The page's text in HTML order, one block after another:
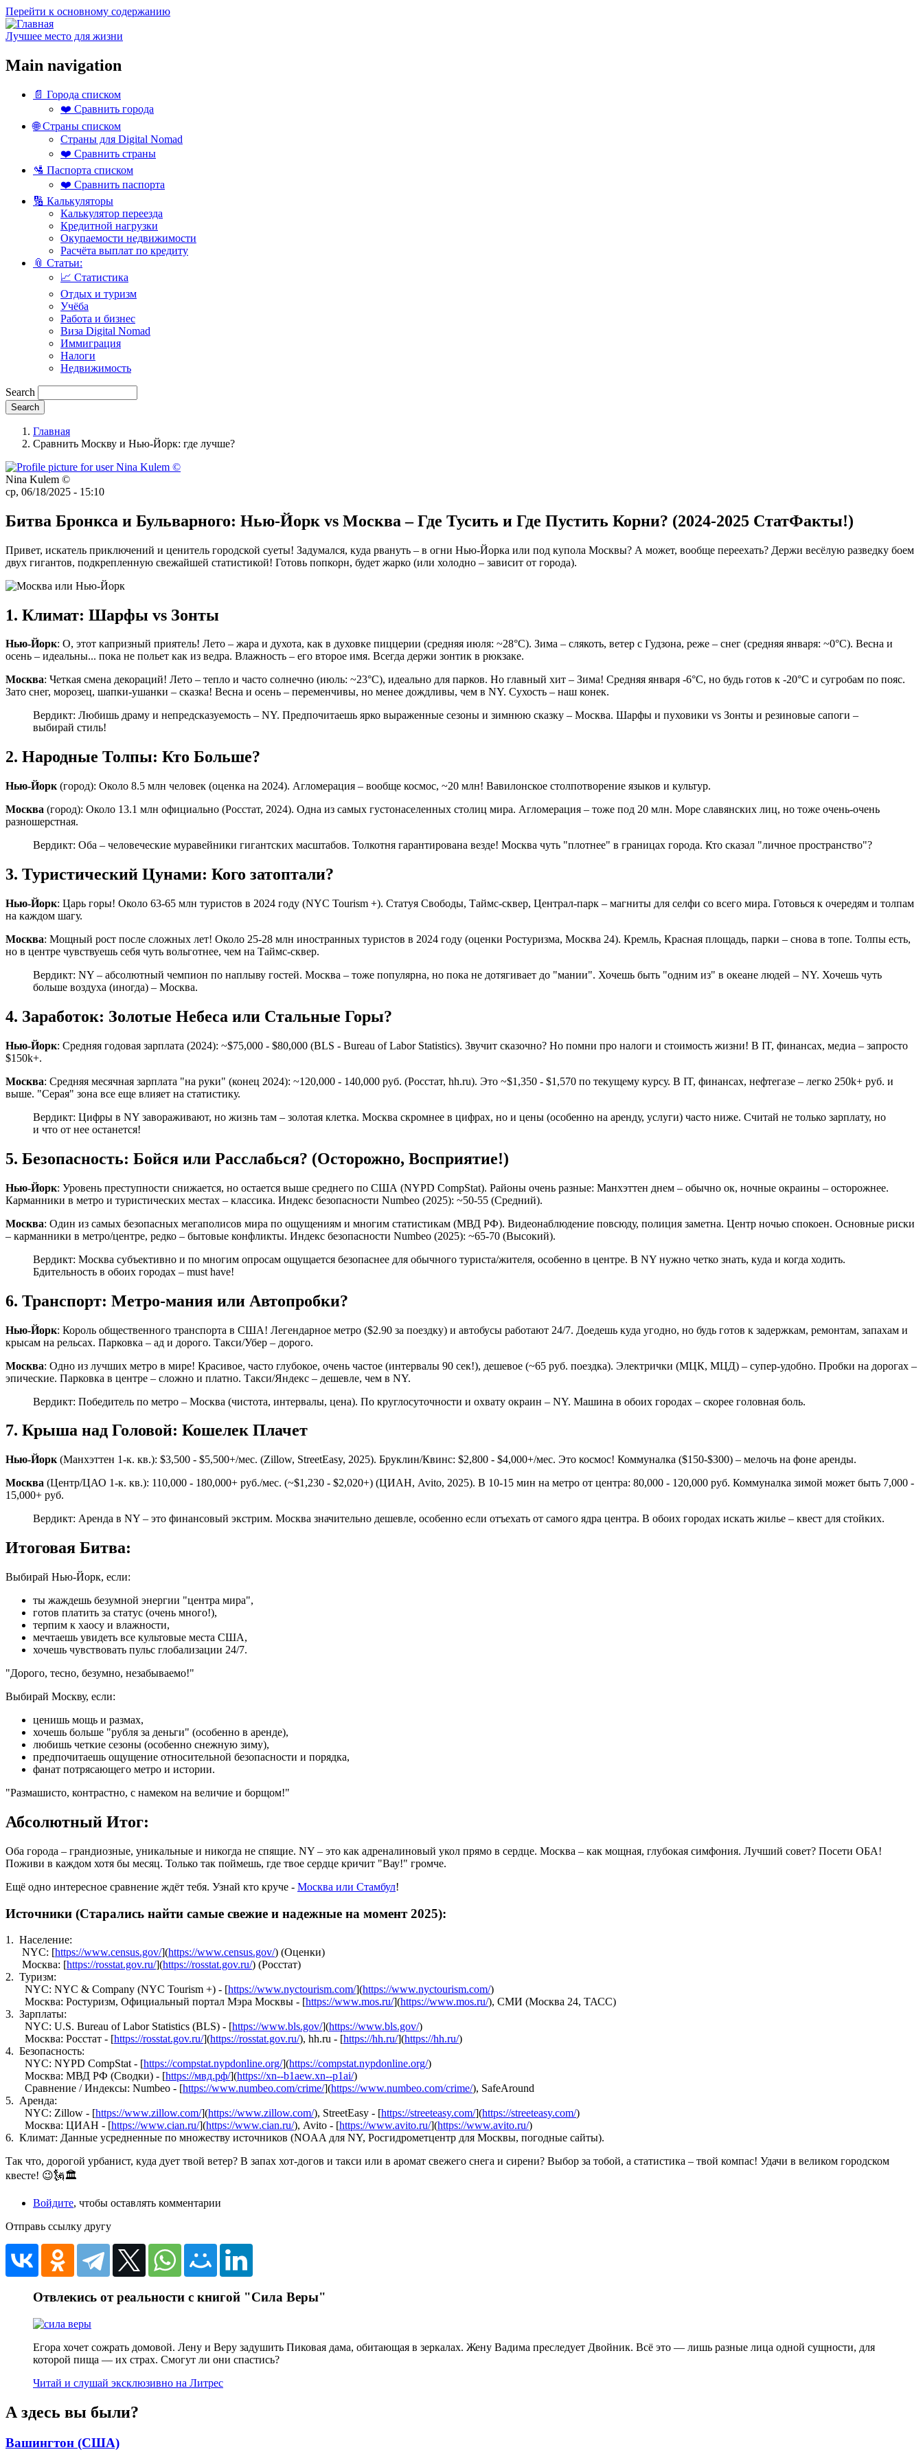
Перейти к основному содержанию
Лучшее место для жизни
Main navigation
📄 Города списком
❤️ Сравнить города
🌐 Страны списком
Страны для Digital Nomad
❤️ Сравнить страны
🛂 Паспорта списком
❤️ Сравнить паспорта
🔢 Калькуляторы
Калькулятор переезда
Кредитной нагрузки
Окупаемости недвижимости
Расчёта выплат по кредиту
📎 Статьи:
📈 Статистика
Отдых и туризм
Учёба
Работа и бизнес
Виза Digital Nomad
Иммиграция
Налоги
Недвижимость
Search
Главная
Сравнить Москву и Нью-Йорк: где лучше?
Nina Kulem ©️
ср, 06/18/2025 - 15:10
Битва Бронкса и Бульварного: Нью-Йорк vs Москва – Где Тусить и Где Пустить Корни? (2024-2025 СтатФакты!)
Привет, искатель приключений и ценитель городской суеты! Задумался, куда рвануть – в огни Нью-Йорка или под купола Москвы? А может, вообще переехать? Держи весёлую разведку боем
двух гигантов, подкрепленную свежайшей статистикой! Готовь попкорн, будет жарко (или холодно – зависит от города).
1. Климат: Шарфы vs Зонты
Нью-Йорк: О, этот капризный приятель! Лето – жара и духота, как в духовке пиццерии (средняя июля: ~28°C). Зима – слякоть, ветер с Гудзона, реже – снег (средняя января: ~0°C). Весна и
осень – идеальны... пока не польет как из ведра. Влажность – его второе имя. Всегда держи зонтик в рюкзаке.
Москва: Четкая смена декораций! Лето – тепло и часто солнечно (июль: ~23°C), идеально для парков. Но главный хит – Зима! Средняя января -6°C, но будь готов к -20°C и сугробам по пояс.
Зато снег, морозец, шапки-ушанки – сказка! Весна и осень – переменчивы, но менее дождливы, чем в NY. Сухость – наш конек.
Вердикт: Любишь драму и непредсказуемость – NY. Предпочитаешь ярко выраженные сезоны и зимнюю сказку – Москва. Шарфы и пуховики vs Зонты и резиновые сапоги –
выбирай стиль!
2. Народные Толпы: Кто Больше?
Нью-Йорк (город): Около 8.5 млн человек (оценка на 2024). Агломерация – вообще космос, ~20 млн! Вавилонское столпотворение языков и культур.
Москва (город): Около 13.1 млн официально (Росстат, 2024). Одна из самых густонаселенных столиц мира. Агломерация – тоже под 20 млн. Море славянских лиц, но тоже очень-очень
разношерстная.
Вердикт: Оба – человеческие муравейники гигантских масштабов. Толкотня гарантирована везде! Москва чуть "плотнее" в границах города. Кто сказал "личное пространство"?
3. Туристический Цунами: Кого затоптали?
Нью-Йорк: Царь горы! Около 63-65 млн туристов в 2024 году (NYC Tourism +). Статуя Свободы, Таймс-сквер, Централ-парк – магниты для селфи со всего мира. Готовься к очередям и толпам
на каждом шагу.
Москва: Мощный рост после сложных лет! Около 25-28 млн иностранных туристов в 2024 году (оценки Ростуризма, Москва 24). Кремль, Красная площадь, парки – снова в топе. Толпы есть,
но в центре чувствуешь себя чуть вольготнее, чем на Таймс-сквер.
Вердикт: NY – абсолютный чемпион по наплыву гостей. Москва – тоже популярна, но пока не дотягивает до "мании". Хочешь быть "одним из" в океане людей – NY. Хочешь чуть
больше воздуха (иногда) – Москва.
4. Заработок: Золотые Небеса или Стальные Горы?
Нью-Йорк: Средняя годовая зарплата (2024): ~$75,000 - $80,000 (BLS - Bureau of Labor Statistics). Звучит сказочно? Но помни про налоги и стоимость жизни! В IT, финансах, медиа – запросто
$150k+.
Москва: Средняя месячная зарплата "на руки" (конец 2024): ~120,000 - 140,000 руб. (Росстат, hh.ru). Это ~$1,350 - $1,570 по текущему курсу. В IT, финансах, нефтегазе – легко 250k+ руб. и
выше. "Серая" зона все еще влияет на статистику.
Вердикт: Цифры в NY завораживают, но жизнь там – золотая клетка. Москва скромнее в цифрах, но и цены (особенно на аренду, услуги) часто ниже. Считай не только зарплату, но
и что от нее останется!
5. Безопасность: Бойся или Расслабься? (Осторожно, Восприятие!)
Нью-Йорк: Уровень преступности снижается, но остается выше среднего по США (NYPD CompStat). Районы очень разные: Манхэттен днем – обычно ок, ночные окраины – осторожнее.
Карманники в метро и туристических местах – классика. Индекс безопасности Numbeo (2025): ~50-55 (Средний).
Москва: Один из самых безопасных мегаполисов мира по ощущениям и многим статистикам (МВД РФ). Видеонаблюдение повсюду, полиция заметна. Центр ночью спокоен. Основные риски
– карманники в метро/центре, редко – бытовые конфликты. Индекс безопасности Numbeo (2025): ~65-70 (Высокий).
Вердикт: Москва субъективно и по многим опросам ощущается безопаснее для обычного туриста/жителя, особенно в центре. В NY нужно четко знать, куда и когда ходить.
Бдительность в обоих городах – must have!
6. Транспорт: Метро-мания или Автопробки?
Нью-Йорк: Король общественного транспорта в США! Легендарное метро ($2.90 за поездку) и автобусы работают 24/7. Доедешь куда угодно, но будь готов к задержкам, ремонтам, запахам и
крысам на рельсах. Парковка – ад и дорого. Такси/Убер – дорого.
Москва: Одно из лучших метро в мире! Красивое, часто глубокое, очень частое (интервалы 90 сек!), дешевое (~65 руб. поездка). Электрички (МЦК, МЦД) – супер-удобно. Пробки на дорогах –
эпические. Парковка в центре – сложно и платно. Такси/Яндекс – дешевле, чем в NY.
Вердикт: Победитель по метро – Москва (чистота, интервалы, цена). По круглосуточности и охвату окраин – NY. Машина в обоих городах – скорее головная боль.
7. Крыша над Головой: Кошелек Плачет
Нью-Йорк (Манхэттен 1-к. кв.): $3,500 - $5,500+/мес. (Zillow, StreetEasy, 2025). Бруклин/Квинс: $2,800 - $4,000+/мес. Это космос! Коммуналка ($150-$300) – мелочь на фоне аренды.
Москва (Центр/ЦАО 1-к. кв.): 110,000 - 180,000+ руб./мес. (~$1,230 - $2,020+) (ЦИАН, Avito, 2025). В 10-15 мин на метро от центра: 80,000 - 120,000 руб. Коммуналка зимой может быть 7,000 -
15,000+ руб.
Вердикт: Аренда в NY – это финансовый экстрим. Москва значительно дешевле, особенно если отъехать от самого ядра центра. В обоих городах искать жилье – квест для стойких.
Итоговая Битва:
Выбирай Нью-Йорк, если:
ты жаждешь безумной энергии "центра мира",
готов платить за статус (очень много!),
терпим к хаосу и влажности,
мечтаешь увидеть все культовые места США,
хочешь чувствовать пульс глобализации 24/7.
"Дорого, тесно, безумно, незабываемо!"
Выбирай Москву, если:
ценишь мощь и размах,
хочешь больше "рубля за деньги" (особенно в аренде),
любишь четкие сезоны (особенно снежную зиму),
предпочитаешь ощущение относительной безопасности и порядка,
фанат потрясающего метро и истории.
"Размашисто, контрастно, с намеком на величие и борщом!"
Абсолютный Итог:
Оба города – грандиозные, уникальные и никогда не спящие. NY – это как адреналиновый укол прямо в сердце. Москва – как мощная, глубокая симфония. Лучший совет? Посети ОБА!
Поживи в каждом хотя бы месяц. Только так поймешь, где твое сердце кричит "Вау!" громче.
Ещё одно интересное сравнение ждёт тебя. Узнай кто круче - Москва или Стамбул!
Источники (Старались найти самые свежие и надежные на момент 2025):
1. Население:
NYC: [https://www.census.gov/](https://www.census.gov/) (Оценки)
Москва: [https://rosstat.gov.ru/](https://rosstat.gov.ru/) (Росстат)
2. Туризм:
NYC: NYC & Company (NYC Tourism +) - [https://www.nyctourism.com/](https://www.nyctourism.com/)
Москва: Ростуризм, Официальный портал Мэра Москвы - [https://www.mos.ru/](https://www.mos.ru/), СМИ (Москва 24, ТАСС)
3. Зарплаты:
NYC: U.S. Bureau of Labor Statistics (BLS) - [https://www.bls.gov/](https://www.bls.gov/)
Москва: Росстат - [https://rosstat.gov.ru/](https://rosstat.gov.ru/), hh.ru - [https://hh.ru/](https://hh.ru/)
4. Безопасность:
NYC: NYPD CompStat - [https://compstat.nypdonline.org/](https://compstat.nypdonline.org/)
Москва: МВД РФ (Сводки) - [https://мвд.рф/](https://xn--b1aew.xn--p1ai/)
Сравнение / Индексы: Numbeo - [https://www.numbeo.com/crime/](https://www.numbeo.com/crime/), SafeAround
5. Аренда:
NYC: Zillow - [https://www.zillow.com/](https://www.zillow.com/), StreetEasy - [https://streeteasy.com/](https://streeteasy.com/)
Москва: ЦИАН - [https://www.cian.ru/](https://www.cian.ru/), Avito - [https://www.avito.ru/](https://www.avito.ru/)
6. Климат: Данные усредненные по множеству источников (NOAA для NY, Росгидрометцентр для Москвы, погодные сайты).
Так что, дорогой урбанист, куда дует твой ветер? В запах хот-догов и такси или в аромат свежего снега и сирени? Выбор за тобой, а статистика – твой компас! Удачи в великом городском
квесте! 😉🗽🏛️
Войдите, чтобы оставлять комментарии
Отправь ссылку другу
Отвлекись от реальности с книгой "Сила Веры"
Егора хочет сожрать домовой. Лену и Веру задушить Пиковая дама, обитающая в зеркалах. Жену Вадима преследует Двойник. Всё это — лишь разные лица одной сущности, для
которой пища — их страх. Смогут ли они спастись?
Читай и слушай эксклюзивно на Литрес
А здесь вы были?
Вашингтон (США)